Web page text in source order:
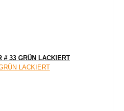
# 33 GRÜN LACKIERT